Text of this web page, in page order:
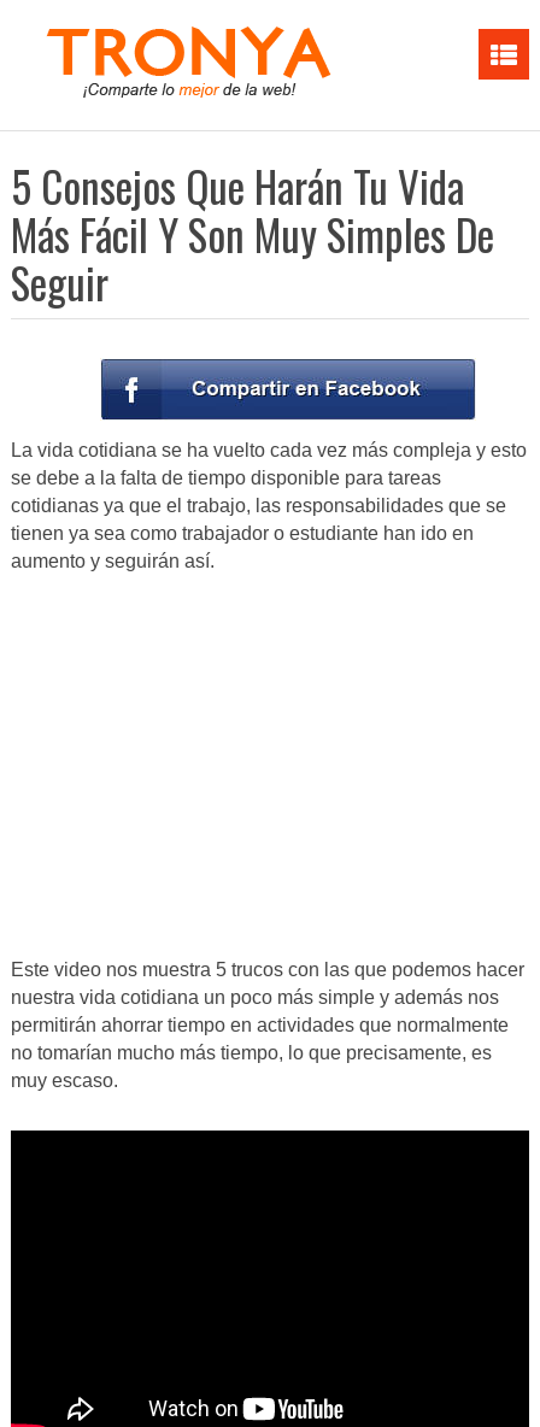
5 Consejos Que Harán Tu Vida
Más Fácil Y Son Muy Simples De
Seguir
La vida cotidiana se ha vuelto cada vez más compleja y esto
se debe a la falta de tiempo disponible para tareas
cotidianas ya que el trabajo, las responsabilidades que se
tienen ya sea como trabajador o estudiante han ido en
aumento y seguirán así.
Este video nos muestra 5 trucos con las que podemos hacer
nuestra vida cotidiana un poco más simple y además nos
permitirán ahorrar tiempo en actividades que normalmente
no tomarían mucho más tiempo, lo que precisamente, es
muy escaso.